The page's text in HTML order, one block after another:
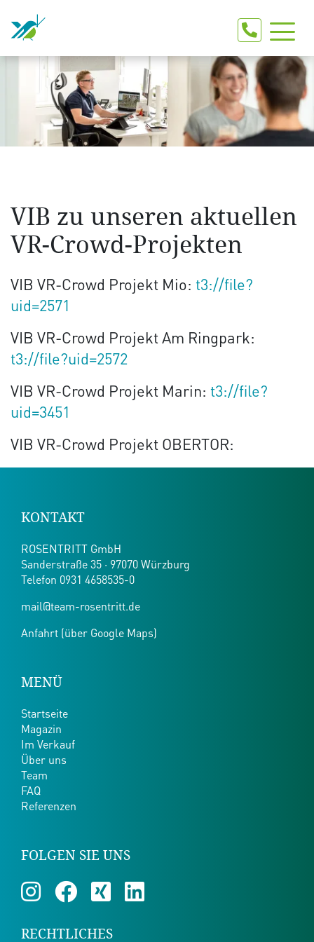
VIB zu unseren aktuellen
VR-Crowd-Projekten
VIB VR-Crowd Projekt Mio: t3://file?
uid=2571
VIB VR-Crowd Projekt Am Ringpark:
t3://file?uid=2572
VIB VR-Crowd Projekt Marin: t3://file?
uid=3451
VIB VR-Crowd Projekt OBERTOR:
KONTAKT
ROSENTRITT GmbH
Sanderstraße 35 · 97070 Würzburg
Telefon 0931 4658535-0
mail@team-rosentritt.de
Anfahrt (über Google Maps)
MENÜ
Startseite
Magazin
Im Verkauf
Über uns
Team
FAQ
Referenzen
FOLGEN SIE UNS
RECHTLICHES